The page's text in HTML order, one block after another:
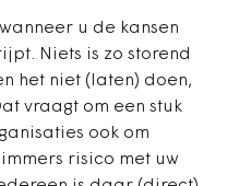
u de kansen
Niets is zo storend
het niet (laten) doen,
vraagt om een stuk
ook om
risico met uw